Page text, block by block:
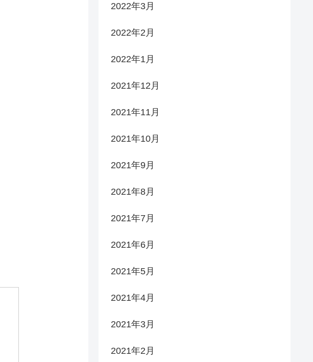
2022年3月
2022年2月
2022年1月
2021年12月
2021年11月
2021年10月
2021年9月
2021年8月
2021年7月
2021年6月
2021年5月
2021年4月
2021年3月
2021年2月